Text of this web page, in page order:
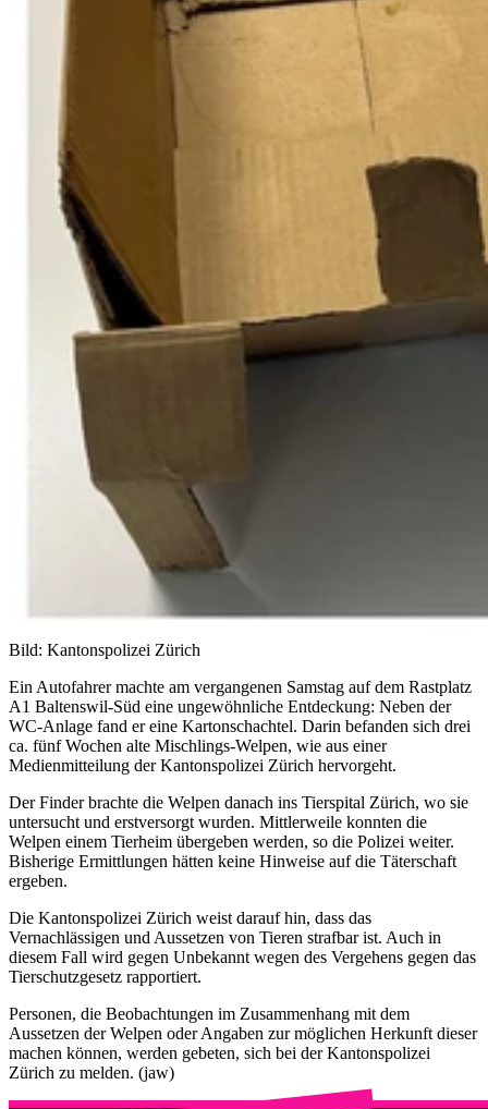
Bild: Kantonspolizei Zürich
Ein Autofahrer machte am vergangenen Samstag auf dem Rastplatz
A1 Baltenswil-Süd eine ungewöhnliche Entdeckung: Neben der
WC-Anlage fand er eine Kartonschachtel. Darin befanden sich drei
ca. fünf Wochen alte Mischlings-Welpen, wie aus einer
Medienmitteilung der Kantonspolizei Zürich hervorgeht.
Der Finder brachte die Welpen danach ins Tierspital Zürich, wo sie
untersucht und erstversorgt wurden. Mittlerweile konnten die
Welpen einem Tierheim übergeben werden, so die Polizei weiter.
Bisherige Ermittlungen hätten keine Hinweise auf die Täterschaft
ergeben.
Die Kantonspolizei Zürich weist darauf hin, dass das
Vernachlässigen und Aussetzen von Tieren strafbar ist. Auch in
diesem Fall wird gegen Unbekannt wegen des Vergehens gegen das
Tierschutzgesetz rapportiert.
Personen, die Beobachtungen im Zusammenhang mit dem
Aussetzen der Welpen oder Angaben zur möglichen Herkunft dieser
machen können, werden gebeten, sich bei der Kantonspolizei
Zürich zu melden. (jaw)